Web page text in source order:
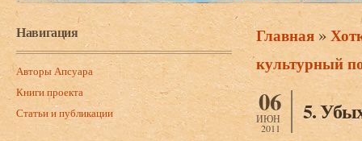
Навигация
Авторы Апсуара
Книги проекта
Статьи и публикации
Вы здесь
Главная »
культурный
06
ИЮН
2011
5.